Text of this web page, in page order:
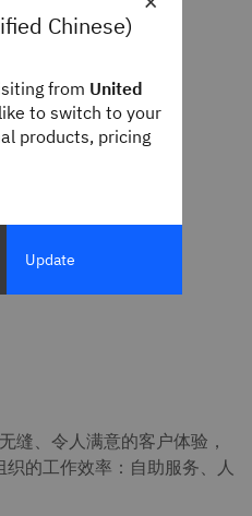
缝、令人满意的客户体验，
的工作效率：自助服务、人
Chinese)
from United
to switch to your
products, pricing
Update